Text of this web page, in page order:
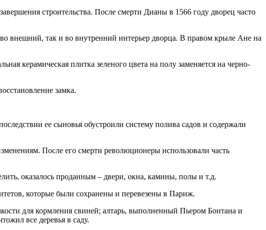
строительства. После смерти Дианы в 1566 году дворец часто
так и во внутренний интерьер дворца. В правом крыле Ане на
керамическая плитка зеленого цвета на полу заменяется на черно-
замка.
ее сыновья обустроили систему полива садов и содержали
После его смерти революционеры использовали часть
оказалось проданным – двери, окна, камины, полы и т.д.
которые были сохранены и перевезены в Париж.
для кормления свиней; алтарь, выполненный Пьером Бонтана и
все деревья в саду.